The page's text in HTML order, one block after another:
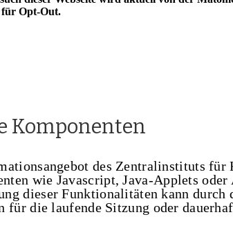
Komponenten
des Zentralinstituts für
wie Javascript, Java-Applets
dieser Funktionalitäten kann
für die laufende Sitzung oder